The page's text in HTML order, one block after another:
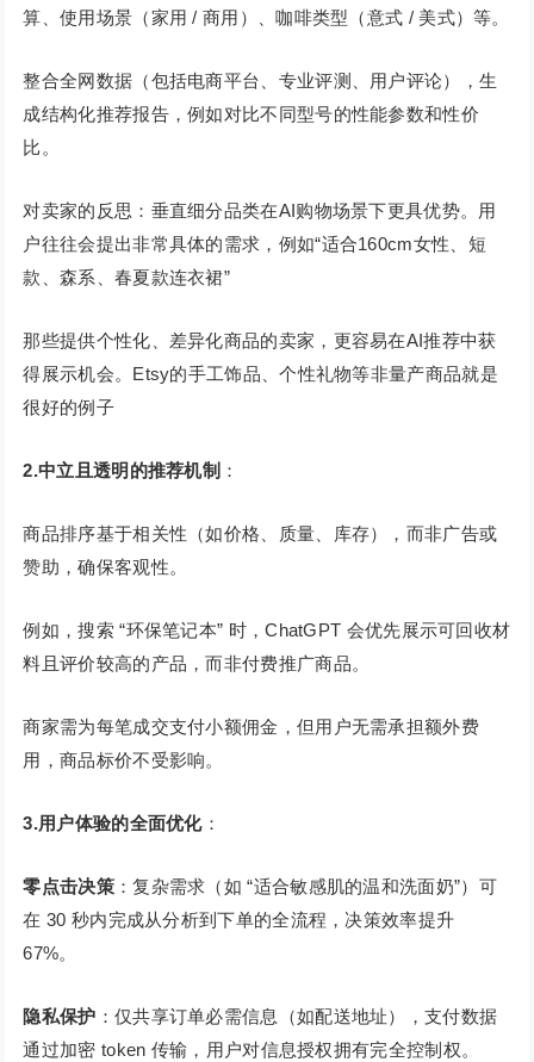
算、使用场景（家用 / 商用）、咖啡类型（意式 / 美式）等。
整合全网数据（包括电商平台、专业评测、用户评论），生
成结构化推荐报告，例如对比不同型号的性能参数和性价
比。
对卖家的反思：垂直细分品类在AI购物场景下更具优势。用
户往往会提出非常具体的需求，例如“适合160cm女性、短
款、森系、春夏款连衣裙”
那些提供个性化、差异化商品的卖家，更容易在AI推荐中获
得展示机会。Etsy的手工饰品、个性礼物等非量产商品就是
很好的例子
2.中立且透明的推荐机制 ：
商品排序基于相关性（如价格、质量、库存），而非广告或
赞助，确保客观性。
例如，搜索 “环保笔记本” 时，ChatGPT 会优先展示可回收材
料且评价较高的产品，而非付费推广商品。
商家需为每笔成交支付小额佣金，但用户无需承担额外费
用，商品标价不受影响。
3.用户体验的全面优化：
零点击决策：复杂需求（如 “适合敏感肌的温和洗面奶”）可
在 30 秒内完成从分析到下单的全流程，决策效率提升
67%。
隐私保护 ：仅共享订单必需信息（如配送地址），支付数据
通过加密 token 传输，用户对信息授权拥有完全控制权。